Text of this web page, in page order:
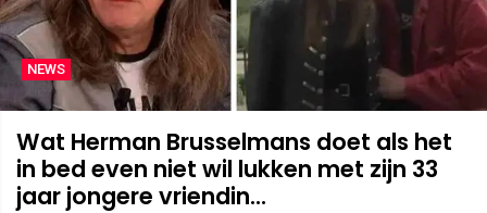
NEWS
Wat Herman Brusselmans doet als het
in bed even niet wil lukken met zijn 33
jaar jongere vriendin...